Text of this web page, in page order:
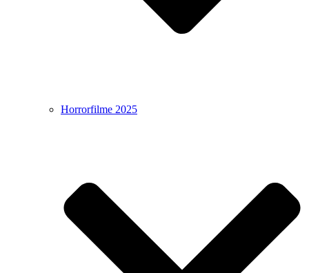
Horrorfilme 2025